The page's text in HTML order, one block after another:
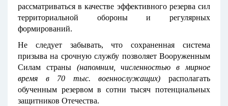
рассматриваться в качестве эффективного резерва сил
территориальной обороны и регулярных
формирований.
Не следует забывать, что сохраненная система
призыва на срочную службу позволяет Вооруженным
Силам страны (напомним, численностью в мирное
время в 70 тыс. военнослужащих) располагать
обученным резервом в сотни тысяч потенциальных
защитников Отечества.